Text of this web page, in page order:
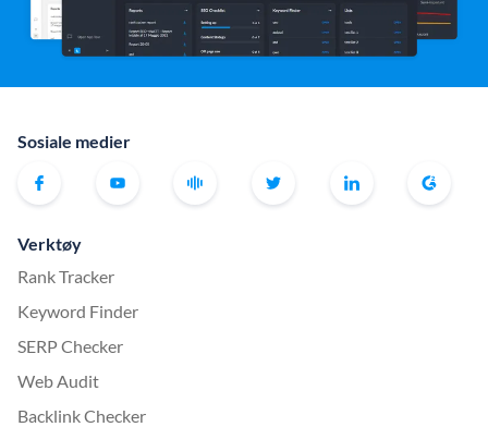
Sosiale medier
Verktøy
Rank Tracker
Keyword Finder
SERP Checker
Web Audit
Backlink Checker